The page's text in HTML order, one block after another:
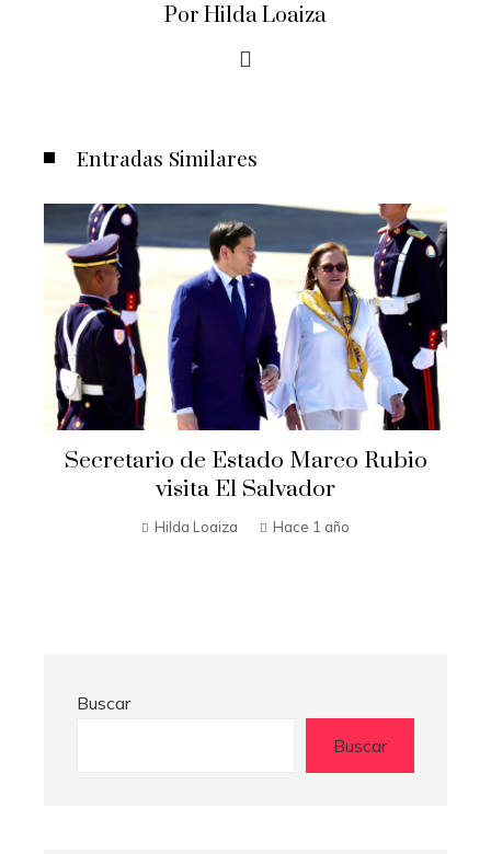
Por Hilda Loaiza
Entradas Similares
Secretario de Estado Marco Rubio
visita El Salvador
Hilda Loaiza Hace 1 año
Buscar
Buscar